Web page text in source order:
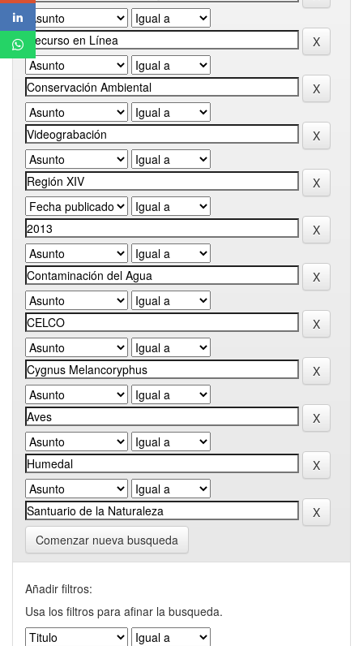
Comenzar nueva busqueda
Añadir filtros:
Usa los filtros para afinar la busqueda.